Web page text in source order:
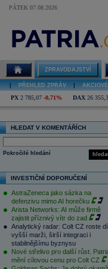
PÁTEK 07.08.2026
ZPRAVODAJSTVÍ
PŘEHLED ZPRÁV AKCIOVÉ
PX 2 785,07 -0,71% DAX 26
HLEDAT V KOMENTÁŘÍCH
Pokročilé hledání
INVESTIČNÍ DOPORUČENÍ
AstraZeneca jako sázka na
defenzivu mimo AI horečku
Arista Networks: AI může firmě
zajistit příznivý vítr do zad
Analytický radar: Colt CZ roste
vyšší marži, širší integraci i
stabilnějšímu byznysu
Nové střelivo pro další růst.
mění cílovou cenu pro Colt CZ